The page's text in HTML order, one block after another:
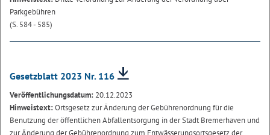
Parkgebühren
(S. 584 - 585)
Gesetzblatt 2023 Nr. 116
Veröffentlichungsdatum: 20.12.2023
Hinweistext:Ortsgesetz zur Änderung der Gebührenordnung für die
Benutzung der öffentlichen Abfallentsorgung in der Stadt Bremerhaven und
zur Änderung der Gebührenordnung zum Entwässerungsortsgesetz der